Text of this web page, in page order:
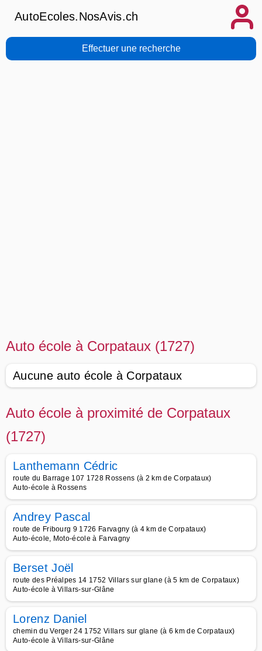
AutoEcoles.NosAvis.ch
Effectuer une recherche
Auto école à Corpataux (1727)
Aucune auto école à Corpataux
Auto école à proximité de Corpataux
(1727)
Lanthemann Cédric
route du Barrage 107 1728 Rossens (à 2 km de Corpataux)
Auto-école à Rossens
Andrey Pascal
route de Fribourg 9 1726 Farvagny (à 4 km de Corpataux)
Auto-école, Moto-école à Farvagny
Berset Joël
route des Préalpes 14 1752 Villars sur glane (à 5 km de Corpataux)
Auto-école à Villars-sur-Glâne
Lorenz Daniel
chemin du Verger 24 1752 Villars sur glane (à 6 km de Corpataux)
Auto-école à Villars-sur-Glâne